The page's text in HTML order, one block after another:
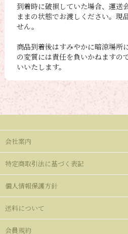
到着時に破損していた場合、運送
ままの状態でお渡しください。現
せん。
商品到着後はすみやかに暗涼場所
の変質には責任を負いかねますの
いいたします。
会社案内
特定商取引法に基づく表記
個人情報保護方針
送料について
会員規約